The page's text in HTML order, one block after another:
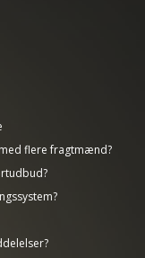
flere fragtmænd?